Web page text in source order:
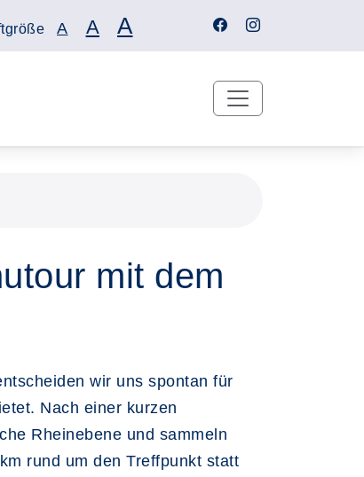
A A A
mit dem
wir uns spontan für
Nach einer kurzen
Rheinebene und sammeln
rund um den Treffpunkt statt